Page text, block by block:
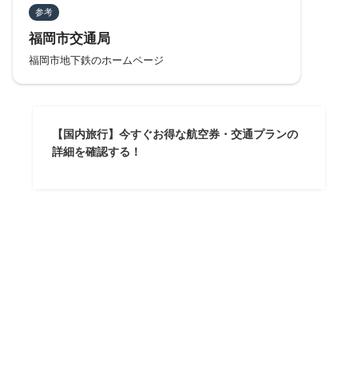
参考
福岡市交通局
福岡市地下鉄のホームページ
【国内旅行】今すぐお得な航空券・交通プランの
詳細を確認する！